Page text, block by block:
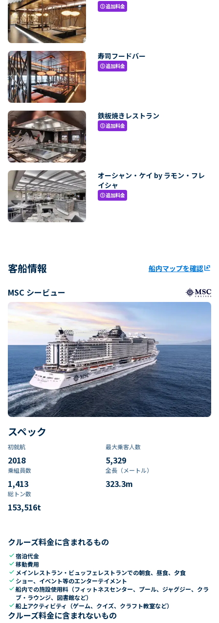
paid追加料金
寿司フードバー
paid追加料金
鉄板焼きレストラン
paid追加料金
オーシャン・ケイ by ラモン・フレ
イシャ
paid追加料金
客船情報 船内マップを確認ungroup
MSC シービュー
スペック
初就航
2018
最大乗客人数
5,329
乗組員数​
1,413
全長（メートル）
323.3m
総トン数​
153,516t
クルーズ料金に含まれるもの
check宿泊代金
check移動費用
check メインレストラン・ビュッフェレストランでの朝食、昼食、夕食
check ショー、イベント等のエンターテイメント
check船内での施設使用料（フィットネスセンター、プール、ジャグジー、クラ
ブ・ラウンジ、図書館など）
check船上アクティビティ（ゲーム、クイズ、クラフト教室など）
クルーズ料金に含まれないもの